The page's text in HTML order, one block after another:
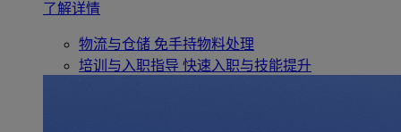
了解详情
物流与仓储 免手持物料处理
培训与入职指导 快速入职与技能提升